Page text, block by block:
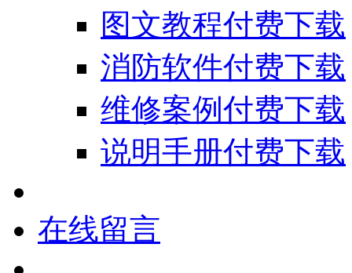
图文教程付费下载
消防软件付费下载
维修案例付费下载
说明手册付费下载
在线留言